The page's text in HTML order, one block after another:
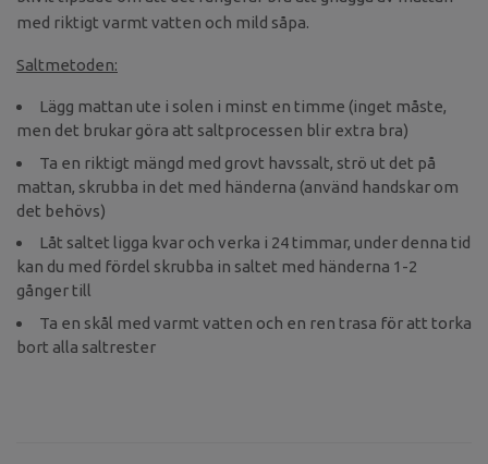
med riktigt varmt vatten och mild såpa.
Saltmetoden:
Lägg mattan ute i solen i minst en timme (inget måste,
men det brukar göra att saltprocessen blir extra bra)
Ta en riktigt mängd med grovt havssalt, strö ut det på
mattan, skrubba in det med händerna (använd handskar om
det behövs)
Låt saltet ligga kvar och verka i 24 timmar, under denna tid
kan du med fördel skrubba in saltet med händerna 1-2
gånger till
Ta en skål med varmt vatten och en ren trasa för att torka
bort alla saltrester